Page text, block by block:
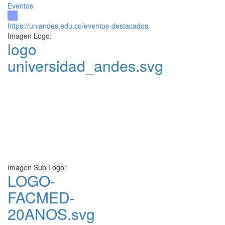
Eventos
https://uniandes.edu.co/eventos-destacados
Imagen Logo:
logo
universidad_andes.svg
Imagen Sub Logo:
LOGO-
FACMED-
20ANOS.svg